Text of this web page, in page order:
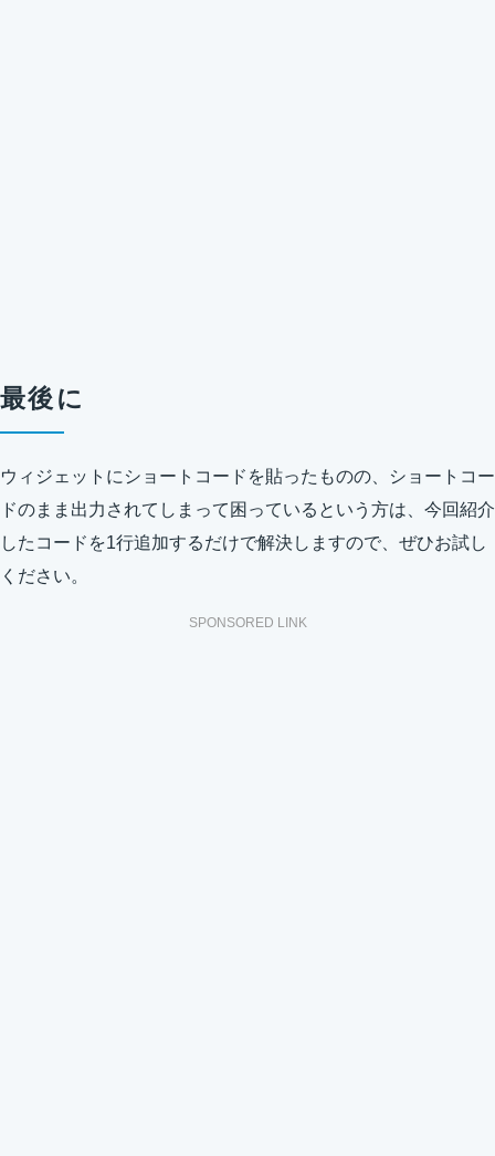
最後に
ウィジェットにショートコードを貼ったものの、ショートコー
ドのまま出力されてしまって困っているという方は、今回紹介
したコードを1行追加するだけで解決しますので、ぜひお試し
ください。
SPONSORED LINK